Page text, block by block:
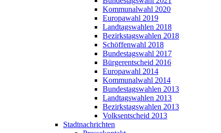
Kommunalwahl 2020
Europawahl 2019
Landtagswahlen 2018
Bezirkstagswahlen 2018
Schöffenwahl 2018
Bundestagswahl 2017
Bürgerentscheid 2016
Europawahl 2014
Kommunalwahl 2014
Bundestagswahlen 2013
Landtagswahlen 2013
Bezirkstagswahlen 2013
Volksentscheid 2013
Stadtnachrichten